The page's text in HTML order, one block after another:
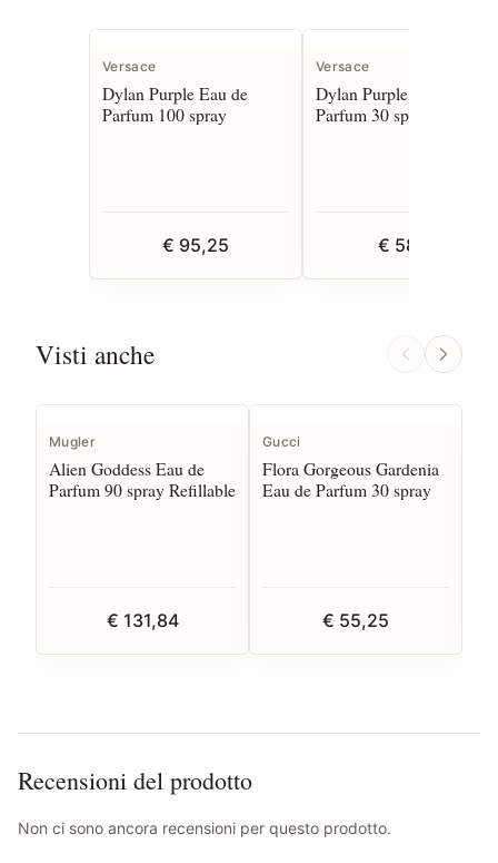
Versace
Dylan Purple Eau de
Parfum 100 spray
€ 95,25
Versace
Dylan Purple Eau de
Parfum 30 spray
€ 58,13
Visti anche
Mugler
Alien Goddess Eau de
Parfum 90 spray Refillable
€ 131,84
Gucci
Flora Gorgeous Gardenia
Eau de Parfum 30 spray
€ 55,25
Recensioni del prodotto
Non ci sono ancora recensioni per questo prodotto.